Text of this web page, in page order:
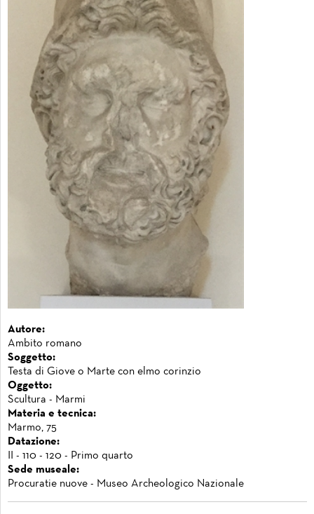
Autore:
Ambito romano
Soggetto:
Testa di Giove o Marte con elmo corinzio
Oggetto:
Scultura - Marmi
Materia e tecnica:
Marmo, 75
Datazione:
II - 110 - 120 - Primo quarto
Sede museale:
Procuratie nuove - Museo Archeologico Nazionale